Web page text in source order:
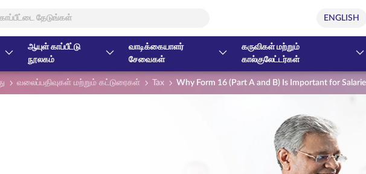
ஆயுள் காப்பீட்டு
நூலகம்
வாடிக்கையாளர்
சேவைகள்
கருவிகள் மற்றும்
கால்குலேட்டர்கள்
வலைப்பதிவுகள் மற்றும் கட்டுரைகள் Tax Why Form 16 (Part A and B) Is Important for